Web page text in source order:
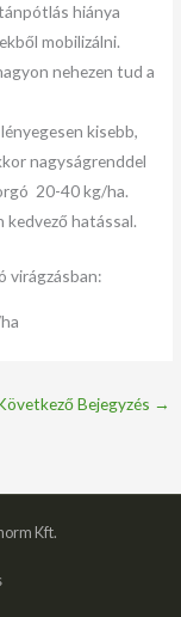
hiánya
mobilizálni.
nehezen tud a
kisebb,
nagyságrenddel
20-40 kg/ha.
hatással.
virágzásban:
Bejegyzés →
Kft.